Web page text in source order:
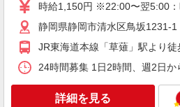
払
キープ
清水ケアセンターそよ風：RO37893
時給1,150円 ※22:00〜翌5:00
静岡県静岡市清水区鳥坂1231-1
JR東海道本線「草薙」駅より徒
24時間募集 1日2時間、週2日
詳細を見る